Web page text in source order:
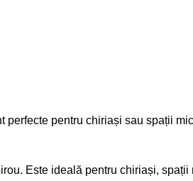
perfecte pentru chiriași sau spații
Este ideală pentru chiriași,